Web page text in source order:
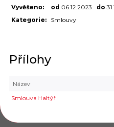
Vyvěšeno: od 06.12.2023 do
Kategorie:
Smlouvy
Přílohy
Název
Smlouva Haltýř